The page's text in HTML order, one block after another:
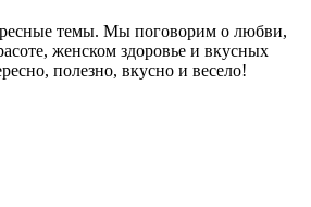
темы. Мы поговорим о любви,
женском здоровье и вкусных
полезно, вкусно и весело!